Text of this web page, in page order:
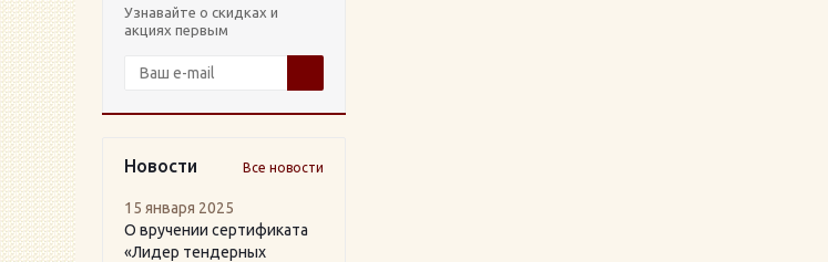
Узнавайте о скидках и
акциях первым
Новости Все новости
15 января 2025
О вручении сертификата
«Лидер тендерных